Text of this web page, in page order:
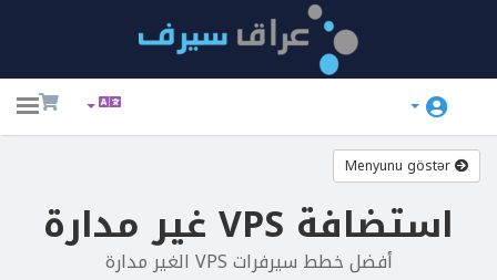
استضافة VPS غير مدارة
أفضل خطط سيرفرات VPS الغير مدارة